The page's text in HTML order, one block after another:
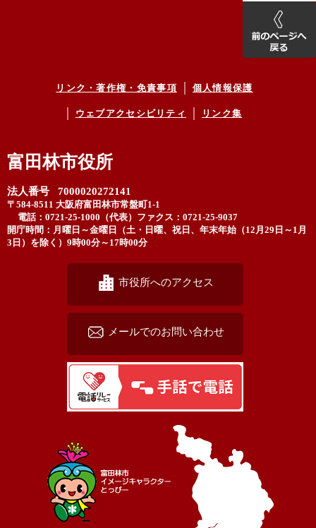
リンク・著作権・免責事項 個人情報保護
ウェブアクセシビリティ リンク集
富田林市役所
法人番号 7000020272141
〒584-8511 大阪府富田林市常盤町1-1
電話：0721-25-1000（代表） ファクス：0721-25-9037
開庁時間：月曜日～金曜日（土・日曜、祝日、年末年始（12月29日～1月
3日）を除く）9時00分～17時00分
市役所へのアクセス
メールでのお問い合わせ